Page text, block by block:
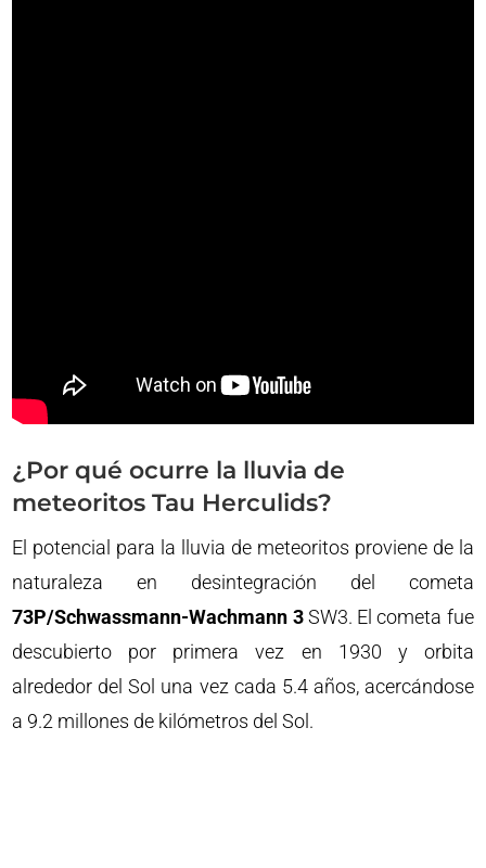
¿Por qué ocurre la lluvia de
meteoritos Tau Herculids?
El potencial para la lluvia de meteoritos proviene de la
naturaleza en desintegración del cometa
73P/Schwassmann-Wachmann 3SW3. El cometa fue
descubierto por primera vez en 1930 y orbita
alrededor del Sol una vez cada 5.4 años, acercándose
a 9.2 millones de kilómetros del Sol.